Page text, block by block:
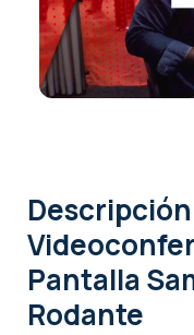
Descripción
Pantalla
Rodante